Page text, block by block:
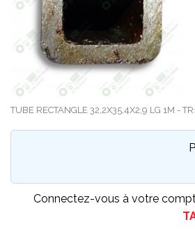
TUBE RECTANGLE 32,2X35,4X2,9 LG 1M -
Connectez-vous à votre